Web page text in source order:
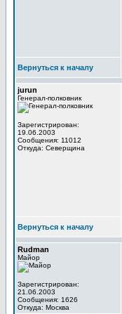
Вернуться к началу
jurun
Генерал-полковник
Зарегистрирован:
19.06.2003
Сообщения: 11012
Откуда: Северщина
Вернуться к началу
Rudman
Майор
Зарегистрирован:
21.06.2003
Сообщения: 1626
Откуда: Москва